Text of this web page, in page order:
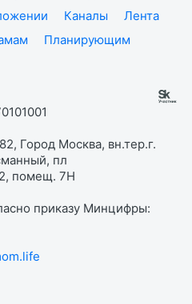
Каналы
Лента
Планирующим
Город Москва, вн.тер.г.
пл
2, помещ. 7Н
приказу Минцифры: